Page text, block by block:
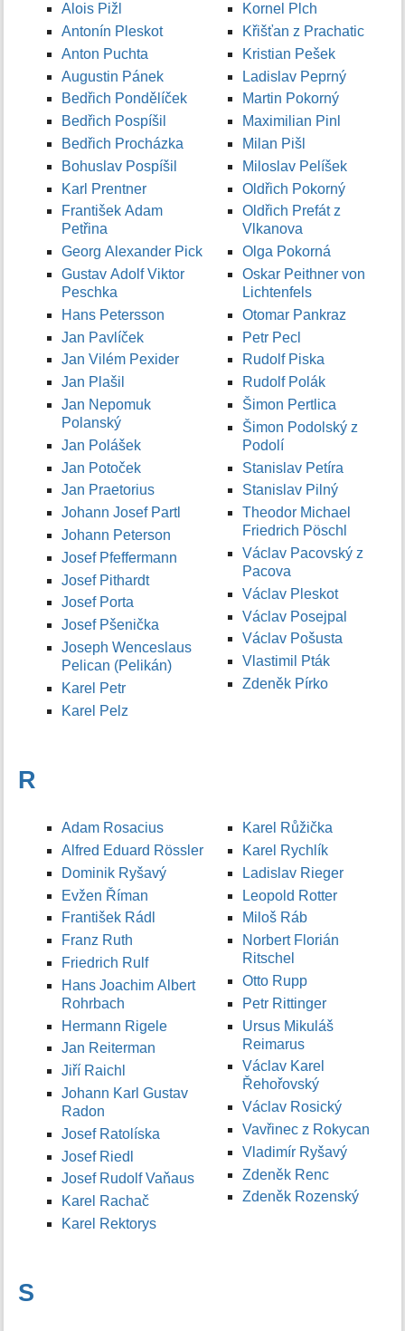
Alois Pižl
Antonín Pleskot
Anton Puchta
Augustin Pánek
Bedřich Pondělíček
Bedřich Pospíšil
Bedřich Procházka
Bohuslav Pospíšil
Karl Prentner
František Adam
Petřina
Georg Alexander Pick
Gustav Adolf Viktor
Peschka
Hans Petersson
Jan Pavlíček
Jan Vilém Pexider
Jan Plašil
Jan Nepomuk
Polanský
Jan Polášek
Jan Potoček
Jan Praetorius
Johann Josef Partl
Johann Peterson
Josef Pfeffermann
Josef Pithardt
Josef Porta
Josef Pšenička
Joseph Wenceslaus
Pelican (Pelikán)
Karel Petr
Karel Pelz
Kornel Plch
Křišťan z Prachatic
Kristian Pešek
Ladislav Peprný
Martin Pokorný
Maximilian Pinl
Milan Pišl
Miloslav Pelíšek
Oldřich Pokorný
Oldřich Prefát z
Vlkanova
Olga Pokorná
Oskar Peithner von
Lichtenfels
Otomar Pankraz
Petr Pecl
Rudolf Piska
Rudolf Polák
Šimon Pertlica
Šimon Podolský z
Podolí
Stanislav Petíra
Stanislav Pilný
Theodor Michael
Friedrich Pöschl
Václav Pacovský z
Pacova
Václav Pleskot
Václav Posejpal
Václav Pošusta
Vlastimil Pták
Zdeněk Pírko
R
Adam Rosacius
Alfred Eduard Rössler
Dominik Ryšavý
Evžen Říman
František Rádl
Franz Ruth
Friedrich Rulf
Hans Joachim Albert
Rohrbach
Hermann Rigele
Jan Reiterman
Jiří Raichl
Johann Karl Gustav
Radon
Josef Ratolíska
Josef Riedl
Josef Rudolf Vaňaus
Karel Rachač
Karel Rektorys
Karel Růžička
Karel Rychlík
Ladislav Rieger
Leopold Rotter
Miloš Ráb
Norbert Florián
Ritschel
Otto Rupp
Petr Rittinger
Ursus Mikuláš
Reimarus
Václav Karel
Řehořovský
Václav Rosický
Vavřinec z Rokycan
Vladimír Ryšavý
Zdeněk Renc
Zdeněk Rozenský
S